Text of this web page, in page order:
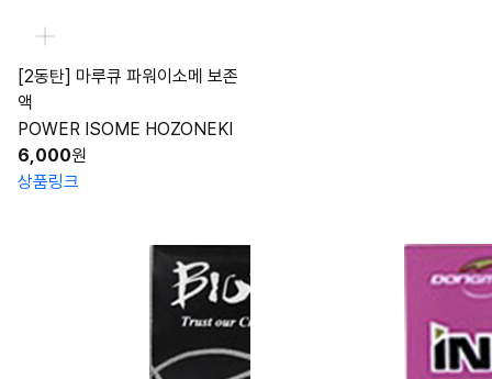
[2동탄] 마루큐 파워이소메 보존
액
POWER ISOME HOZONEKI
6,000원
상품링크